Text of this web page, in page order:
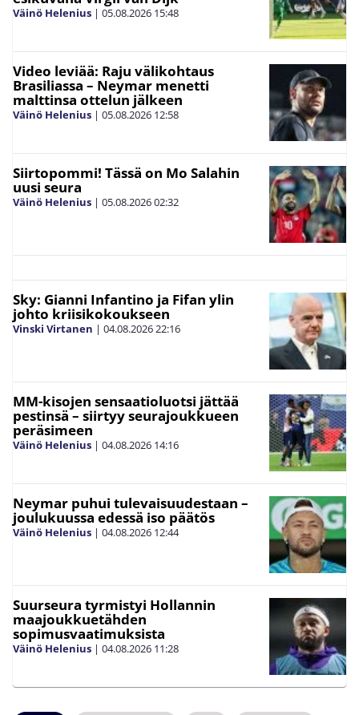
Väinö Helenius | 05.08.2026 15:48
Video leviää: Raju välikohtaus
Brasiliassa – Neymar menetti
malttinsa ottelun jälkeen
Väinö Helenius | 05.08.2026 12:58
Siirtopommi! Tässä on Mo Salahin
uusi seura
Väinö Helenius | 05.08.202602:32
Sky: Gianni Infantino ja Fifan ylin
johto kriisikokoukseen
Vinski Virtanen | 04.08.202622:16
MM-kisojen sensaatioluotsi jättää
pestinsä – siirtyy seurajoukkueen
peräsimeen
Väinö Helenius | 04.08.2026 14:16
Neymar puhui tulevaisuudestaan –
joulukuussa edessä iso päätös
Väinö Helenius | 04.08.2026 12:44
Suurseura tyrmistyi Hollannin
maajoukkuetähden
sopimusvaatimuksista
Väinö Helenius | 04.08.2026 11:28